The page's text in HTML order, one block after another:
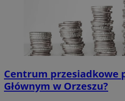
Centrum przesiadkowe
Głównym w Orzeszu?